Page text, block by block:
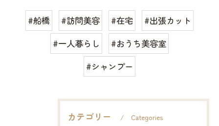
#船橋 #訪問美容 #在宅
#出張カット
#一人暮らし
#おうち美容室
#シャンプー
カテゴリー Categories